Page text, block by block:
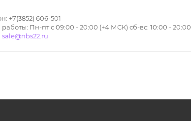
+7(3852) 606-501
Пн-пт с 09:00 - 20:00 (+4 МСК) сб-вс: 10:00 - 20:00
sale@nbs22.ru